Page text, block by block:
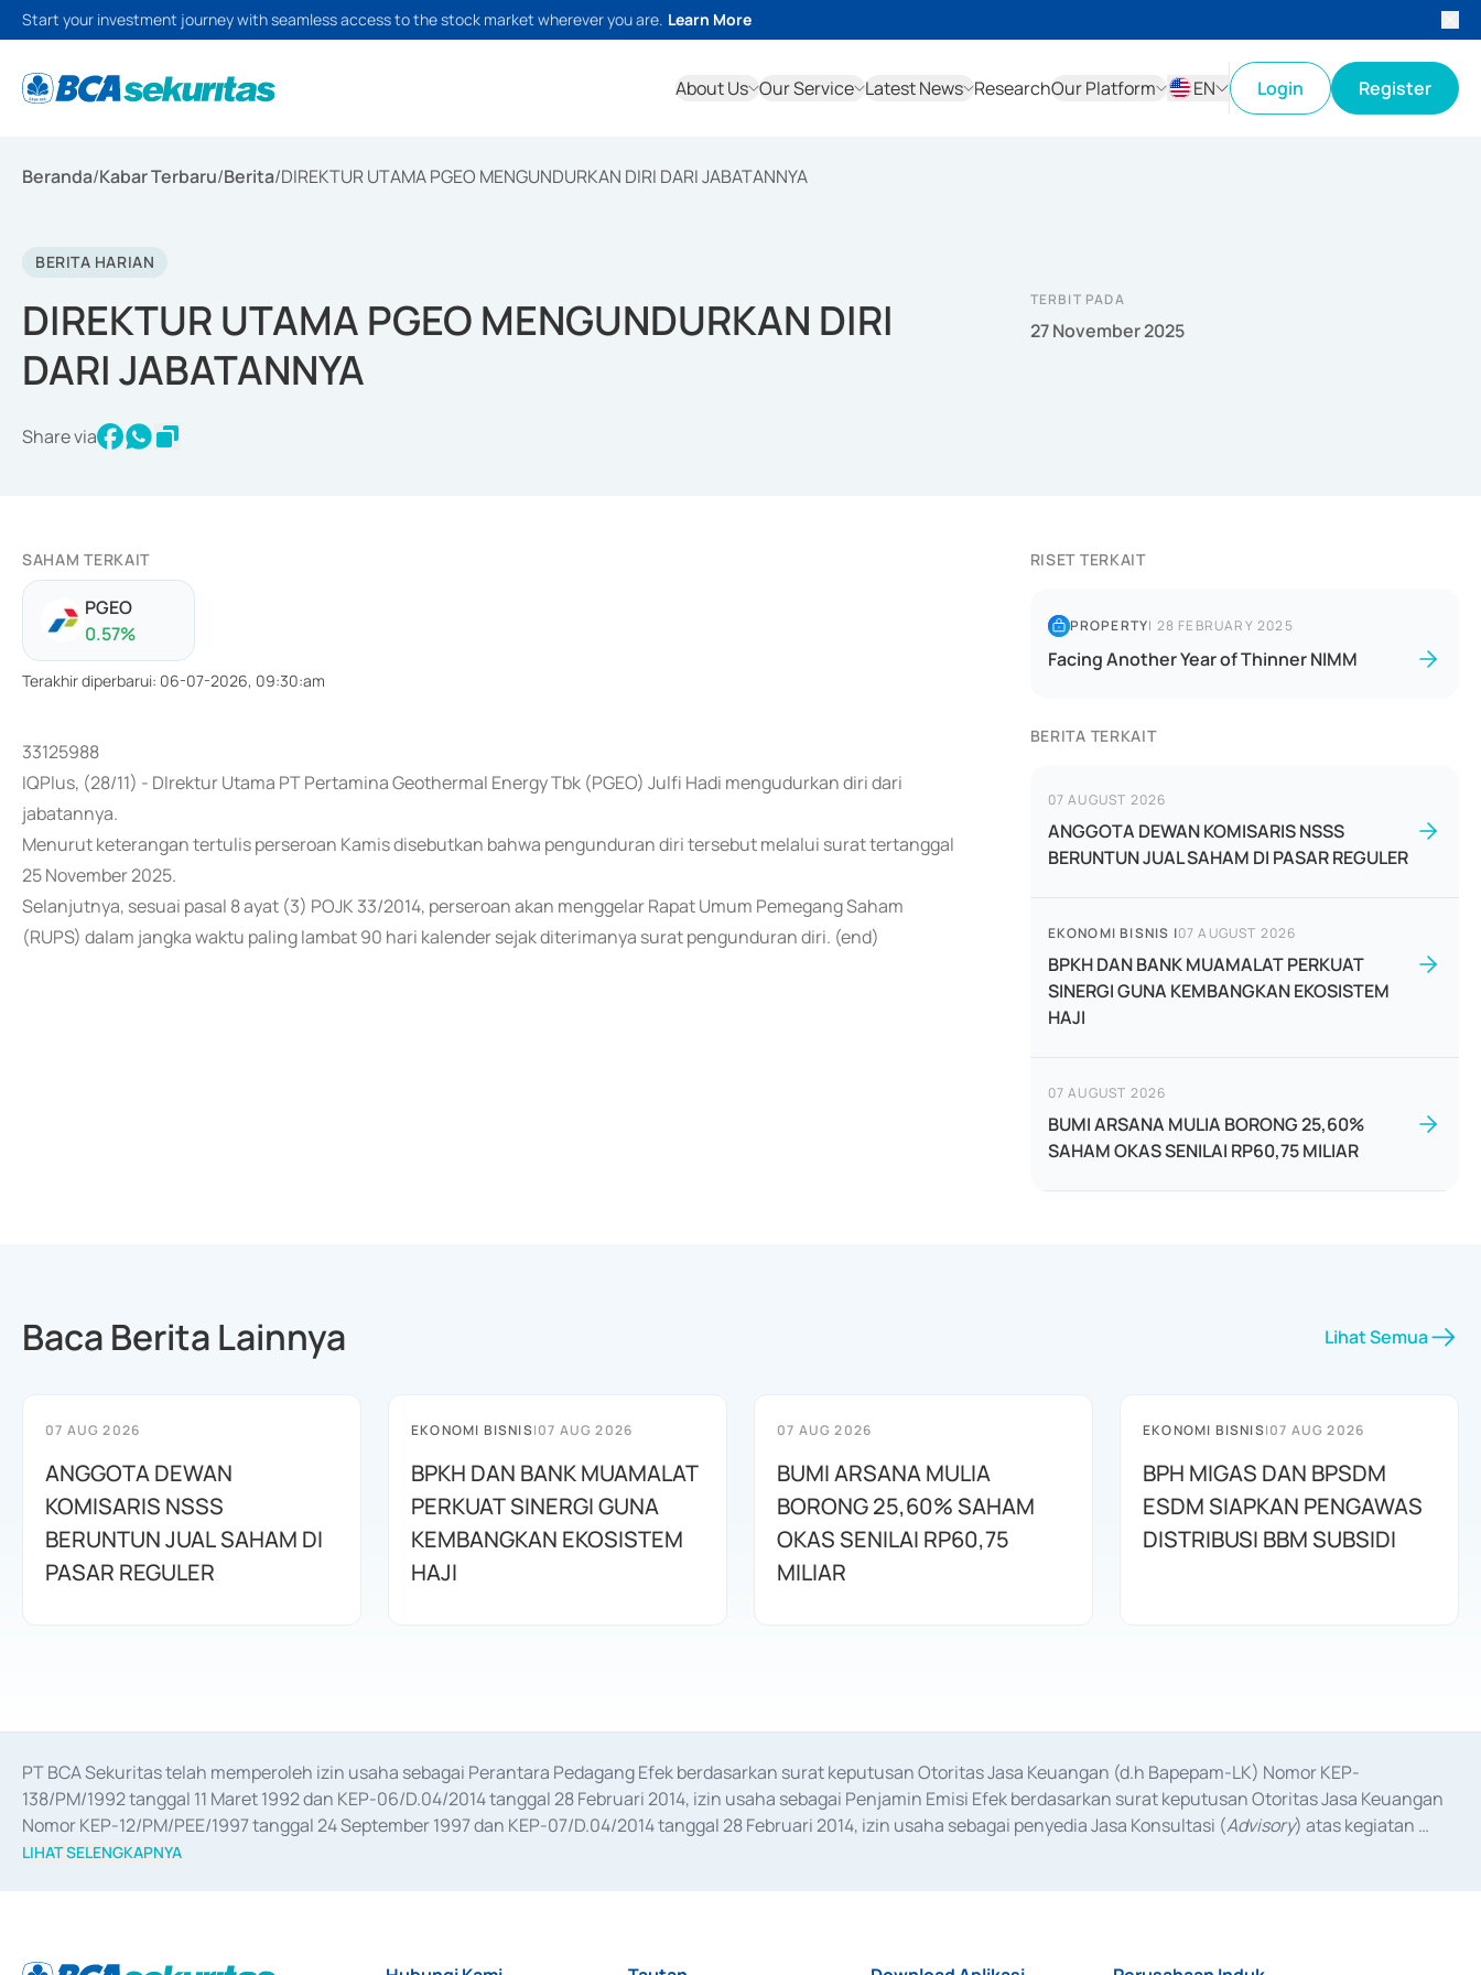
Start your investment journey with seamless access to the stock market wherever you are. Learn More
About Us Our Service Latest News ResearchOur Platform
EN
Login Register
Beranda/Kabar Terbaru/Berita/DIREKTUR UTAMA PGEO MENGUNDURKAN DIRI DARI JABATANNYA
BERITA HARIAN
DIREKTUR UTAMA PGEO MENGUNDURKAN DIRI
DARI JABATANNYA
Share via
TERBIT PADA
27 November 2025
SAHAM TERKAIT
PGEO
0.57%
Terakhir diperbarui: 06-07-2026, 09:30:am
33125988
IQPlus, (28/11) - DIrektur Utama PT Pertamina Geothermal Energy Tbk (PGEO) Julfi Hadi mengudurkan diri dari
jabatannya.
Menurut keterangan tertulis perseroan Kamis disebutkan bahwa pengunduran diri tersebut melalui surat tertanggal
25 November 2025.
Selanjutnya, sesuai pasal 8 ayat (3) POJK 33/2014, perseroan akan menggelar Rapat Umum Pemegang Saham
(RUPS) dalam jangka waktu paling lambat 90 hari kalender sejak diterimanya surat pengunduran diri. (end)
RISET TERKAIT
PROPERTY| 28 FEBRUARY 2025
Facing Another Year of Thinner NIMM
BERITA TERKAIT
07 AUGUST 2026
ANGGOTA DEWAN KOMISARIS NSSS
BERUNTUN JUAL SAHAM DI PASAR REGULER
EKONOMI BISNIS |07 AUGUST 2026
BPKH DAN BANK MUAMALAT PERKUAT
SINERGI GUNA KEMBANGKAN EKOSISTEM
HAJI
07 AUGUST 2026
BUMI ARSANA MULIA BORONG 25,60%
SAHAM OKAS SENILAI RP60,75 MILIAR
Baca Berita Lainnya Lihat Semua
07 AUG 2026
ANGGOTA DEWAN
KOMISARIS NSSS
BERUNTUN JUAL SAHAM DI
PASAR REGULER
EKONOMI BISNIS|07 AUG 2026
BPKH DAN BANK MUAMALAT
PERKUAT SINERGI GUNA
KEMBANGKAN EKOSISTEM
HAJI
07 AUG 2026
BUMI ARSANA MULIA
BORONG 25,60% SAHAM
OKAS SENILAI RP60,75
MILIAR
EKONOMI BISNIS|07 AUG 2026
BPH MIGAS DAN BPSDM
ESDM SIAPKAN PENGAWAS
DISTRIBUSI BBM SUBSIDI
PT BCA Sekuritas telah memperoleh izin usaha sebagai Perantara Pedagang Efek berdasarkan surat keputusan Otoritas Jasa Keuangan (d.h Bapepam-LK) Nomor KEP-
138/PM/1992 tanggal 11 Maret 1992 dan KEP-06/D.04/2014 tanggal 28 Februari 2014, izin usaha sebagai Penjamin Emisi Efek berdasarkan surat keputusan Otoritas Jasa Keuangan
Nomor KEP-12/PM/PEE/1997 tanggal 24 September 1997 dan KEP-07/D.04/2014 tanggal 28 Februari 2014, izin usaha sebagai penyedia Jasa Konsultasi (Advisory) atas kegiatan
merger, akuisisi, divestasi, dan
LIHAT SELENGKAPNYA